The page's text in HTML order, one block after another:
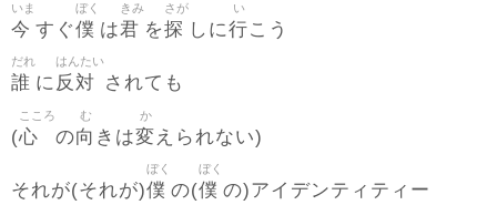
今
いま
すぐ僕
ぼく
は君
きみ
を探
さが
しに行
い
こう
誰
だれ
に 反対
はんたい
されても
(心
こころ
の向
む
きは変
か
えられない)
それが(それが)僕
ぼく
の(僕
ぼく
の)アイデンティティー